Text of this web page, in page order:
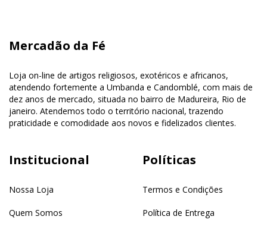
Mercadão da Fé
Loja on-line de artigos religiosos, exotéricos e africanos,
atendendo fortemente a Umbanda e Candomblé, com mais de
dez anos de mercado, situada no bairro de Madureira, Rio de
janeiro. Atendemos todo o território nacional, trazendo
praticidade e comodidade aos novos e fidelizados clientes.
Institucional
Nossa Loja
Quem Somos
Políticas
Termos e Condições
Política de Entrega